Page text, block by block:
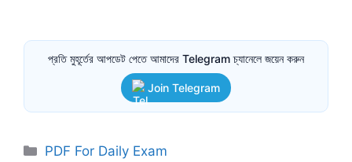
প্রতি মুহূর্তের আপডেট পেতে আমাদের Telegram চ্যানেলে জয়েন করুন
Join Telegram
Categories
PDF For Daily Exam